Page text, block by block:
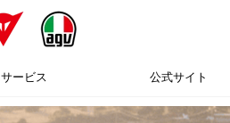
サービス 公式サイト